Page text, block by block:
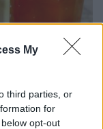
My
third parties, or
for
opt-out
80 de ani – video